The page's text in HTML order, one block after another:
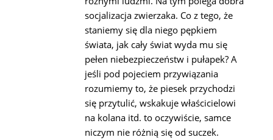
socjalizacja zwierzaka. Co z tego, że
staniemy się dla niego pępkiem
świata, jak cały świat wyda mu się
pełen niebezpieczeństw i pułapek? A
jeśli pod pojeciem przywiązania
rozumiemy to, że piesek przychodzi
się przytulić, wskakuje właścicielowi
na kolana itd. to oczywiście, samce
niczym nie różnią się od suczek.